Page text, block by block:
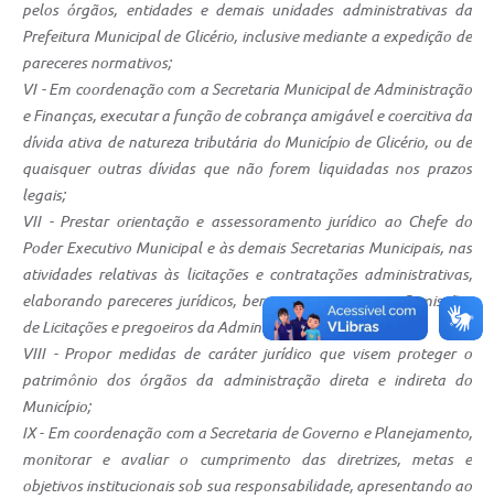
pelos órgãos, entidades e demais unidades administrativas da
Prefeitura Municipal de Glicério, inclusive mediante a expedição de
pareceres normativos;
VI - Em coordenação com a Secretaria Municipal de Administração
e Finanças, executar a função de cobrança amigável e coercitiva da
dívida ativa de natureza tributária do Município de Glicério, ou de
quaisquer outras dívidas que não forem liquidadas nos prazos
legais;
VII - Prestar orientação e assessoramento jurídico ao Chefe do
Poder Executivo Municipal e às demais Secretarias Municipais, nas
atividades relativas às licitações e contratações administrativas,
elaborando pareceres jurídicos, bem como orientar as Comissões
de Licitações e pregoeiros da Administração direta;
VIII - Propor medidas de caráter jurídico que visem proteger o
patrimônio dos órgãos da administração direta e indireta do
Município;
IX - Em coordenação com a Secretaria de Governo e Planejamento,
monitorar e avaliar o cumprimento das diretrizes, metas e
objetivos institucionais sob sua responsabilidade, apresentando ao